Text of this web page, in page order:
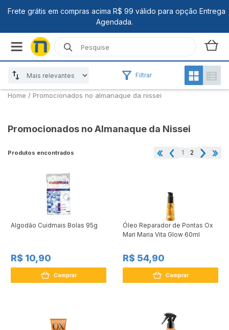
Filtrar
Home / Promocionados no almanaque da nissei
Promocionados no Almanaque da Nissei
Produtos encontrados 1 2
Algodão Cuidmais Bolas 95g
R$ 10,90
Comprar
Óleo Reparador de Pontas Ox
Mari Maria Vita Glow 60ml
R$ 54,90
Comprar